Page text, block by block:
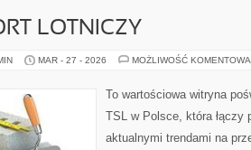
LOTNICZY
MAR - 27 - 2026 MOŻLIWOŚĆ
To wartościowa witryna
TSL w Polsce, która łączy
aktualnymi trendami na